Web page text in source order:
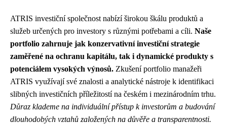
ATRIS investiční společnost nabízí širokou škálu produktů a
služeb určených pro investory s různými potřebami a cíli. Naše
portfolio zahrnuje jak konzervativní investiční strategie
zaměřené na ochranu kapitálu, tak i dynamické produkty s
potenciálem vysokých výnosů. Zkušení portfolio manažeři
ATRIS využívají své znalosti a analytické nástroje k identifikaci
slibných investičních příležitostí na českém i mezinárodním trhu.
Důraz klademe na individuální přístup k investorům a budování
dlouhodobých vztahů založených na důvěře a transparentnosti.